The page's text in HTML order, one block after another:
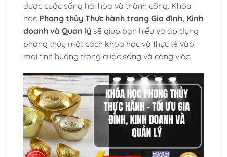
được cuộc sống hài hòa và thành công. Khóa
học Phong thủy Thực hành trong Gia đình, Kinh
doanh và Quản lý sẽ giúp bạn hiểu và áp dụng
phong thủy một cách khoa học và thực tế vào
mọi tình huống trong cuộc sống và công việc.